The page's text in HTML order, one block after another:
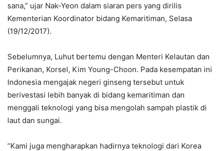
sana,” ujar Nak-Yeon dalam siaran pers yang dirilis
Kementerian Koordinator bidang Kemaritiman, Selasa
(19/12/2017).
Sebelumnya, Luhut bertemu dengan Menteri Kelautan dan
Perikanan, Korsel, Kim Young-Choon. Pada kesempatan ini
Indonesia mengajak negeri ginseng tersebut untuk
berivestasi lebih banyak di bidang kemaritiman dan
menggali teknologi yang bisa mengolah sampah plastik di
laut dan sungai.
“Kami juga mengharapkan hadirnya teknologi dari Korea